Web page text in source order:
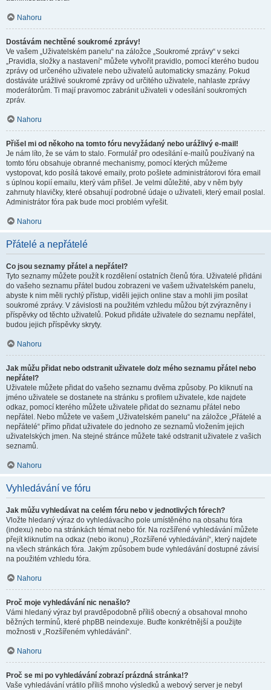
Nahoru
Dostávám nechtěné soukromé zprávy!
Ve vašem „Uživatelském panelu“ na záložce „Soukromé zprávy“ v sekci
„Pravidla, složky a nastavení“ můžete vytvořit pravidlo, pomocí kterého budou
zprávy od určeného uživatele nebo uživatelů automaticky smazány. Pokud
dostáváte urážlivé soukromé zprávy od určitého uživatele, nahlaste zprávy
moderátorům. Ti mají pravomoc zabránit uživateli v odesílání soukromých
zpráv.
Nahoru
Přišel mi od někoho na tomto fóru nevyžádaný nebo urážlivý e-mail!
Je nám líto, že se vám to stalo. Formulář pro odesílání e-mailů používaný na
tomto fóru obsahuje obranné mechanismy, pomocí kterých můžeme
vystopovat, kdo posílá takové emaily, proto pošlete administrátorovi fóra email
s úplnou kopií emailu, který vám přišel. Je velmi důležité, aby v něm byly
zahrnuty hlavičky, které obsahují podrobné údaje o uživateli, který email poslal.
Administrátor fóra pak bude moci problém vyřešit.
Nahoru
Přátelé a nepřátelé
Co jsou seznamy přátel a nepřátel?
Tyto seznamy můžete použít k rozdělení ostatních členů fóra. Uživatelé přidáni
do vašeho seznamu přátel budou zobrazeni ve vašem uživatelském panelu,
abyste k nim měli rychlý přístup, viděli jejich online stav a mohli jim posílat
soukromé zprávy. V závislosti na použitém vzhledu můžou být zvýrazněny i
příspěvky od těchto uživatelů. Pokud přidáte uživatele do seznamu nepřátel,
budou jejich příspěvky skryty.
Nahoru
Jak můžu přidat nebo odstranit uživatele do/z mého seznamu přátel nebo
nepřátel?
Uživatele můžete přidat do vašeho seznamu dvěma způsoby. Po kliknutí na
jméno uživatele se dostanete na stránku s profilem uživatele, kde najdete
odkaz, pomocí kterého můžete uživatele přidat do seznamu přátel nebo
nepřátel. Nebo můžete ve vašem „Uživatelském panelu“ na záložce „Přátelé a
nepřátelé“ přímo přidat uživatele do jednoho ze seznamů vložením jejich
uživatelských jmen. Na stejné stránce můžete také odstranit uživatele z vašich
seznamů.
Nahoru
Vyhledávání ve fóru
Jak můžu vyhledávat na celém fóru nebo v jednotlivých fórech?
Vložte hledaný výraz do vyhledávacího pole umístěného na obsahu fóra
(indexu) nebo na stránkách témat nebo fór. Na rozšířené vyhledávání můžete
přejít kliknutím na odkaz (nebo ikonu) „Rozšířené vyhledávání“, který najdete
na všech stránkách fóra. Jakým způsobem bude vyhledávání dostupné závisí
na použitém vzhledu fóra.
Nahoru
Proč moje vyhledávání nic nenašlo?
Vámi hledaný výraz byl pravděpodobně příliš obecný a obsahoval mnoho
běžných termínů, které phpBB neindexuje. Buďte konkrétnější a použijte
možnosti v „Rozšířeném vyhledávání“.
Nahoru
Proč se mi po vyhledávání zobrazí prázdná stránka!?
Vaše vyhledávání vrátilo příliš mnoho výsledků a webový server je nebyl